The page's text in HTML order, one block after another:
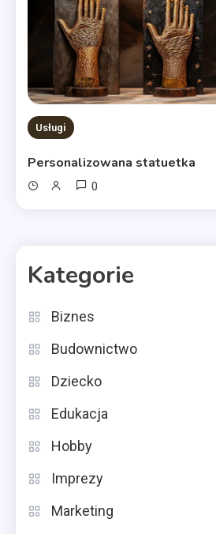
Usługi
Personalizowana statuetka
0
Kategorie
Biznes
Budownictwo
Dziecko
Edukacja
Hobby
Imprezy
Marketing